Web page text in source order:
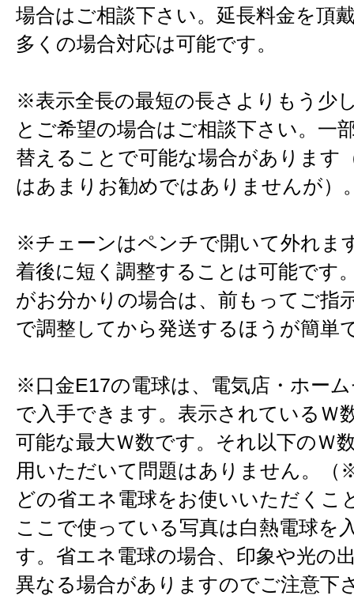
場合はご相談下さい。延長料金を頂
多くの場合対応は可能です。
※表示全長の最短の長さよりもう少
とご希望の場合はご相談下さい。一
替えることで可能な場合があります
はあまりお勧めではありませんが）
※チェーンはペンチで開いて外れま
着後に短く調整することは可能です
がお分かりの場合は、前もってご指
で調整してから発送するほうが簡単
※口金E17の電球は、電気店・ホー
で入手できます。表示されているＷ
可能な最大Ｗ数です。それ以下のＷ
用いただいて問題はありません。（
どの省エネ電球をお使いいただくこ
ここで使っている写真は白熱電球を
す。省エネ電球の場合、印象や光の
異なる場合がありますのでご注意下